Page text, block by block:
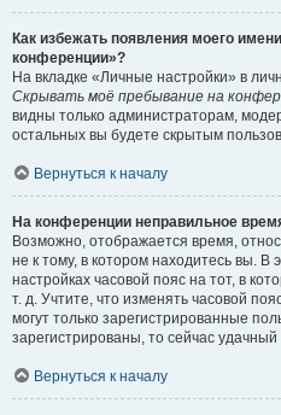
Как избежать появления моего
конференции»?
На вкладке «Личные настройки» в
Скрывать моё пребывание на
видны только администраторам,
остальных вы будете скрытым
Вернуться к началу
На конференции неправильное
Возможно, отображается время,
не к тому, в котором находитесь вы. В
настройках часовой пояс на тот, в
т. д. Учтите, что изменять часовой
могут только зарегистрированные
зарегистрированы, то сейчас
Вернуться к началу